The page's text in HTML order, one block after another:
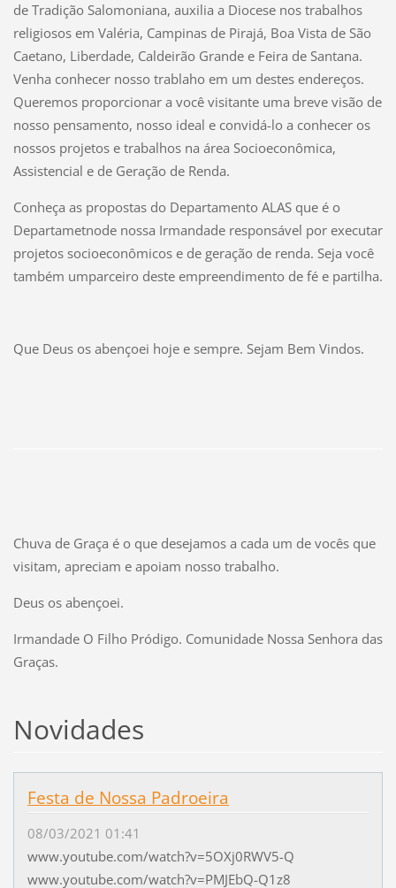
de Tradição Salomoniana, auxilia a Diocese nos trabalhos
religiosos em Valéria, Campinas de Pirajá, Boa Vista de São
Caetano, Liberdade, Caldeirão Grande e Feira de Santana.
Venha conhecer nosso trablaho em um destes endereços.
Queremos proporcionar a você visitante uma breve visão de
nosso pensamento, nosso ideal e convidá-lo a conhecer os
nossos projetos e trabalhos na área Socioeconômica,
Assistencial e de Geração de Renda.
Conheça as propostas do Departamento ALAS que é o
Departametnode nossa Irmandade responsável por executar
projetos socioeconômicos e de geração de renda. Seja você
também umparceiro deste empreendimento de fé e partilha.
Que Deus os abençoei hoje e sempre. Sejam Bem Vindos.
Chuva de Graça é o que desejamos a cada um de vocês que
visitam, apreciam e apoiam nosso trabalho.
Deus os abençoei.
Irmandade O Filho Pródigo. Comunidade Nossa Senhora das
Graças.
Novidades
Festa de Nossa Padroeira
08/03/2021 01:41
www.youtube.com/watch?v=5OXj0RWV5-Q
www.youtube.com/watch?v=PMJEbQ-Q1z8